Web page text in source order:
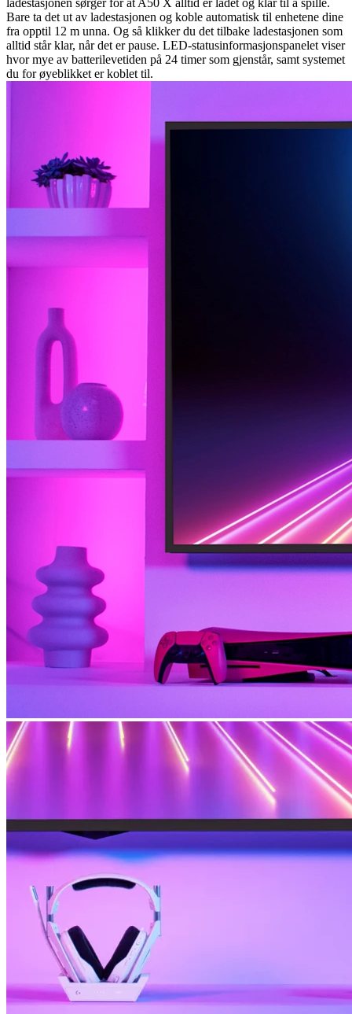
Bare ta det ut av ladestasjonen og koble automatisk til enhetene dine
fra opptil 12 m unna. Og så klikker du det tilbake ladestasjonen som
alltid står klar, når det er pause. LED-statusinformasjonspanelet viser
hvor mye av batterilevetiden på 24 timer som gjenstår, samt systemet
du for øyeblikket er koblet til.